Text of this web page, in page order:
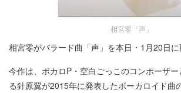
相宮零「声」
相宮零がバラード曲「声」を本日・1月20日に
今作は、ボカロP・空白ごっこのコンポーザ
る針原翼が2015年に発表したボーカロイド曲